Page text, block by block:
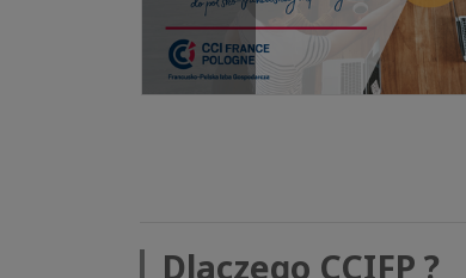
Dlaczego CCIFP ?